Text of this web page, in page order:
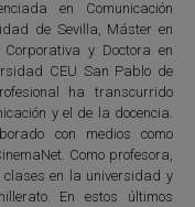
en Comunicación
de Sevilla, Máster en
y Doctora en
CEU San Pablo de
ha transcurrido
y el de la docencia.
con medios como
Como profesora,
en la universidad y
En estos últimos